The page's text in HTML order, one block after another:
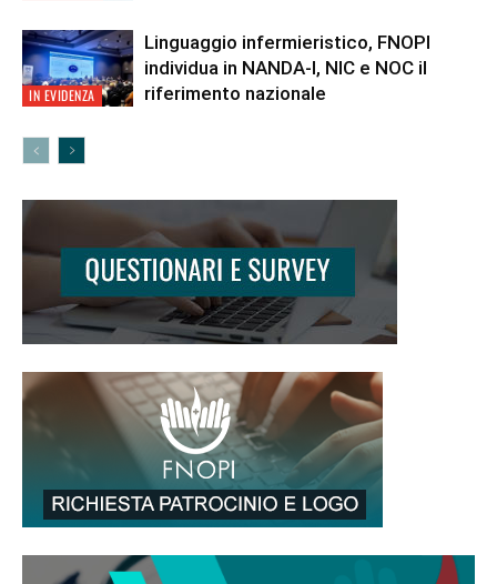
IN EVIDENZA
Linguaggio infermieristico, FNOPI
individua in NANDA-I, NIC e NOC il
riferimento nazionale